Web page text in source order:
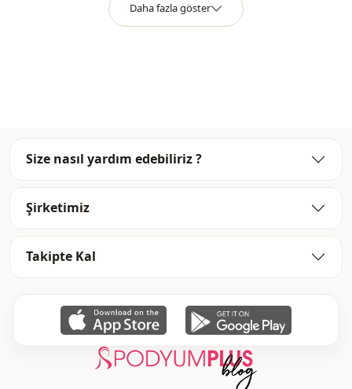
Daha fazla göster
Size nasıl yardım edebiliriz ?
Şirketimiz
Takipte Kal